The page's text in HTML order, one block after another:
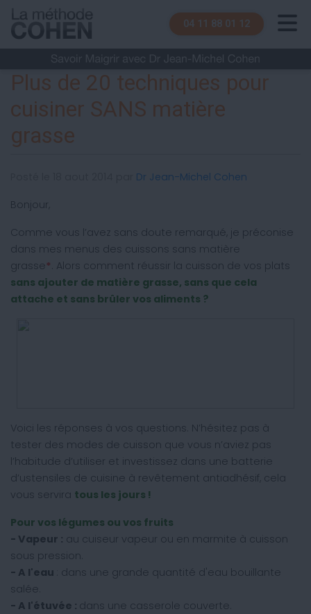
04 11 88 01 12
Plus de 20 techniques pour
cuisiner SANS matière
grasse
Dr Jean-Michel Cohen
Bonjour,
Comme vous l’avez sans doute remarqué, je préconise
dans mes menus des cuissons sans matière
grasse * . Alors comment réussir la cuisson de vos plats
sans ajouter de matière grasse, sans que cela
attache et sans brûler vos aliments ?
Voici les réponses à vos questions. N’hésitez pas à
tester des modes de cuisson que vous n’aviez pas
l’habitude d’utiliser et investissez dans une batterie
d’ustensiles de cuisine à revêtement antiadhésif, cela
vous servira tous les jours !
Pour vos légumes ou vos fruits
- Vapeur : au cuiseur vapeur ou en marmite à cuisson
sous pression.
- A l'eau : dans une grande quantité d'eau bouillante
salée.
- A l'étuvée : dans une casserole couverte.